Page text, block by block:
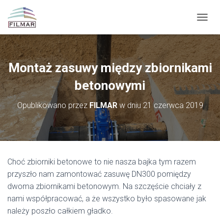
R
Ł
Ą
C
Z
N
A
W
I
Montaż zasuwy między zbiornikami
betonowymi
Opublikowano przezFILMARw dniu 21 czerwca 2019
Choć zbiorniki betonowe to nie nasza bajka tym razem
przyszło nam zamontować zasuwę DN300 pomiędzy
dwoma zbiornikami betonowym. Na szczęście chciały z
nami współpracować, a że wszystko było spasowane jak
należy poszło całkiem gładko.